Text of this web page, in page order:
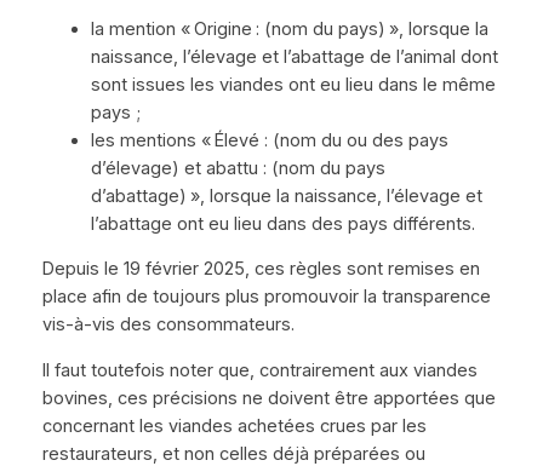
la mention « Origine : (nom du pays) », lorsque la
naissance, l’élevage et l’abattage de l’animal dont
sont issues les viandes ont eu lieu dans le même
pays ;
les mentions « Élevé : (nom du ou des pays
d’élevage) et abattu : (nom du pays
d’abattage) », lorsque la naissance, l’élevage et
l’abattage ont eu lieu dans des pays différents.
Depuis le 19 février 2025, ces règles sont remises en
place afin de toujours plus promouvoir la transparence
vis-à-vis des consommateurs.
Il faut toutefois noter que, contrairement aux viandes
bovines, ces précisions ne doivent être apportées que
concernant les viandes achetées crues par les
restaurateurs, et non celles déjà préparées ou